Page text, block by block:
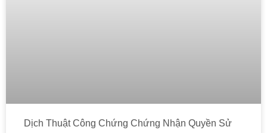
Dịch Thuật Công Chứng Chứng Nhận Quyền Sử